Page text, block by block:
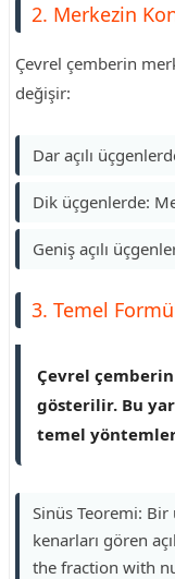
2. Merkezin
Çevrel çemberin
değişir:
Dar açılı
Dik üçgenlerde:
Geniş açılı
3. Temel
Çevrel
gösterilir. Bu
temel
Sinüs Teoremi:
kenarları gören
the fraction with